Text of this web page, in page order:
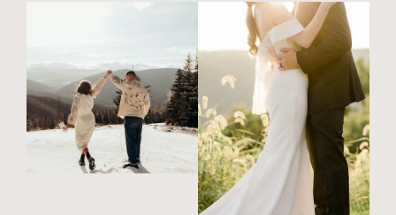
ogni momento di quiete si trasforma in
un ricordo prezioso che resterà per
sempre nel cuore – il tutto nel comfort e
nella privacy del vostro rifugio
personale.